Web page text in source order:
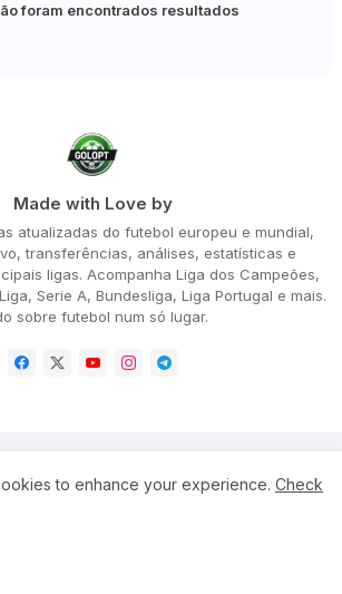
foram encontrados resultados
Made with Love by
atualizadas do futebol europeu e mundial,
transferências, análises, estatísticas e
ligas. Acompanha Liga dos Campeões,
Serie A, Bundesliga, Liga Portugal e mais.
sobre futebol num só lugar.
to enhance your experience. Check